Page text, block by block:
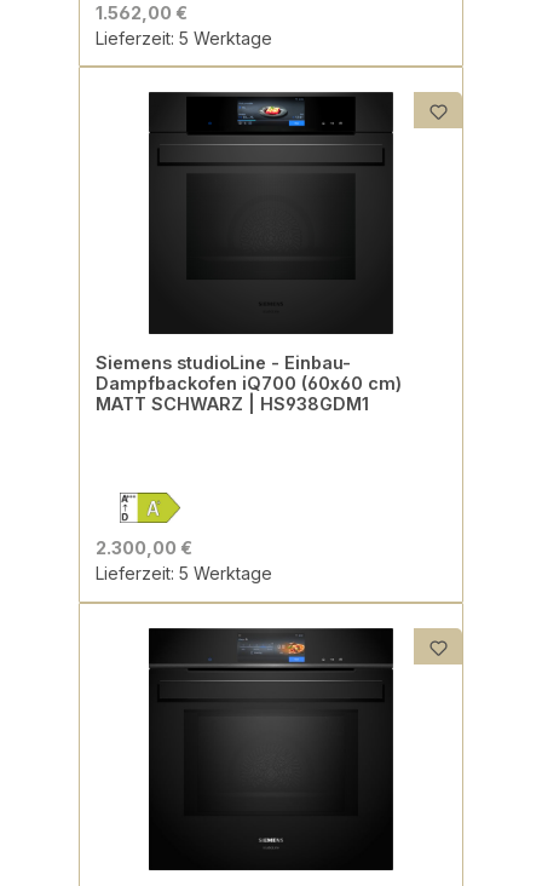
1.562,00 €
Lieferzeit: 5 Werktage
Siemens studioLine - Einbau-
Dampfbackofen iQ700 (60x60 cm)
MATT SCHWARZ | HS938GDM1
2.300,00 €
Lieferzeit: 5 Werktage